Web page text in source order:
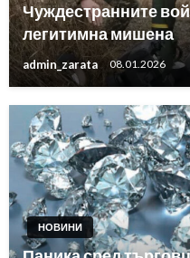
Чуждестранните
легитимна мишена
admin_zarata 08.01.2026
НОВИНИ